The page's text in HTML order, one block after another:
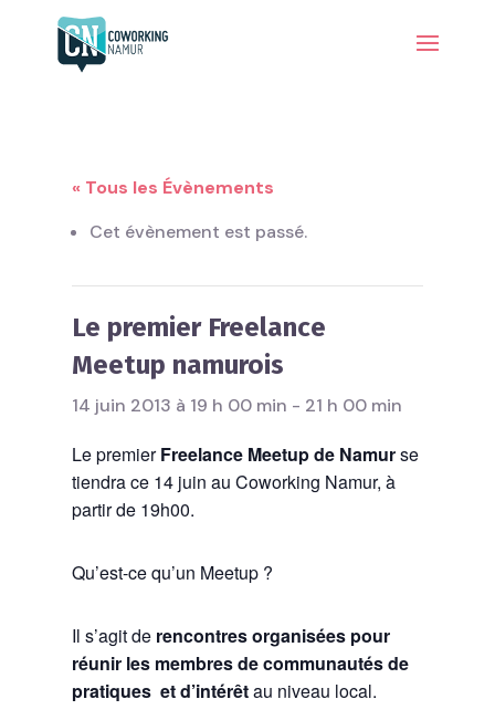
« Tous les Évènements
Cet évènement est passé.
Le premier Freelance
Meetup namurois
14 juin 2013 à 19 h 00 min - 21 h 00 min
Le premierFreelance Meetup de Namurse
tiendra ce 14 juin au Coworking Namur, à
partir de 19h00.
Qu’est-ce qu’un Meetup ?
Il s’agit de rencontres organisées pour
réunir les membres de communautés de
pratiques et d’intérêtau niveau local.